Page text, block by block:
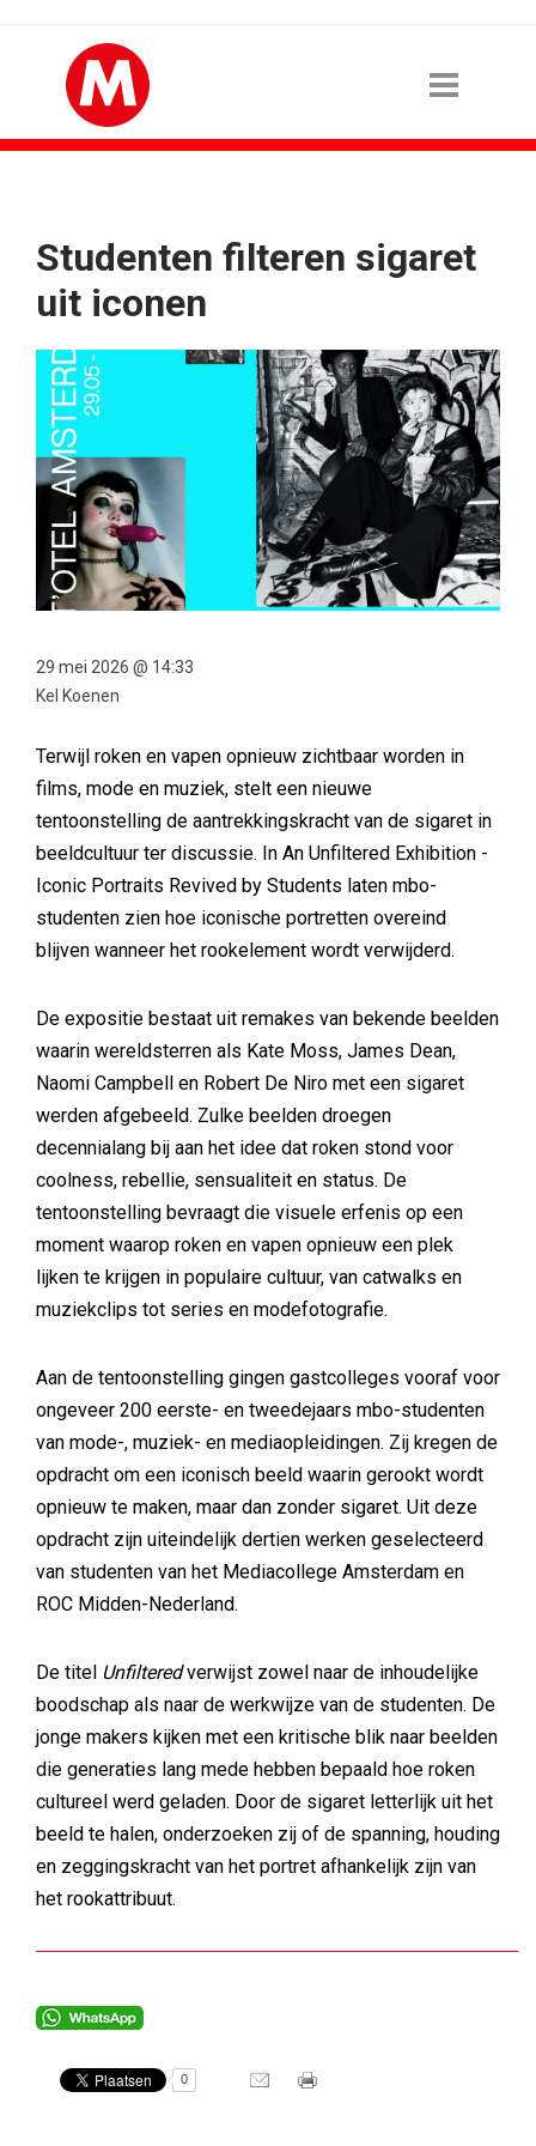
Studenten filteren sigaret
uit iconen
29 mei 2026 @ 14:33
Kel Koenen
Terwijl roken en vapen opnieuw zichtbaar worden in
films, mode en muziek, stelt een nieuwe
tentoonstelling de aantrekkingskracht van de sigaret in
beeldcultuur ter discussie. In An Unfiltered Exhibition -
Iconic Portraits Revived by Students laten mbo-
studenten zien hoe iconische portretten overeind
blijven wanneer het rookelement wordt verwijderd.
De expositie bestaat uit remakes van bekende beelden
waarin wereldsterren als Kate Moss, James Dean,
Naomi Campbell en Robert De Niro met een sigaret
werden afgebeeld. Zulke beelden droegen
decennialang bij aan het idee dat roken stond voor
coolness, rebellie, sensualiteit en status. De
tentoonstelling bevraagt die visuele erfenis op een
moment waarop roken en vapen opnieuw een plek
lijken te krijgen in populaire cultuur, van catwalks en
muziekclips tot series en modefotografie.
Aan de tentoonstelling gingen gastcolleges vooraf voor
ongeveer 200 eerste- en tweedejaars mbo-studenten
van mode-, muziek- en mediaopleidingen. Zij kregen de
opdracht om een iconisch beeld waarin gerookt wordt
opnieuw te maken, maar dan zonder sigaret. Uit deze
opdracht zijn uiteindelijk dertien werken geselecteerd
van studenten van het Mediacollege Amsterdam en
ROC Midden-Nederland.
De titel Unfilteredverwijst zowel naar de inhoudelijke
boodschap als naar de werkwijze van de studenten. De
jonge makers kijken met een kritische blik naar beelden
die generaties lang mede hebben bepaald hoe roken
cultureel werd geladen. Door de sigaret letterlijk uit het
beeld te halen, onderzoeken zij of de spanning, houding
en zeggingskracht van het portret afhankelijk zijn van
het rookattribuut.
0